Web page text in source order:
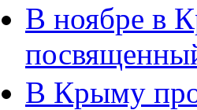
В ноябре в
В Крыму